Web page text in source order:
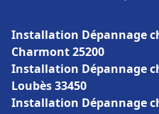
Installation Dépannage
Charmont 25200
Installation Dépannage
Loubès 33450
Installation Dépannage